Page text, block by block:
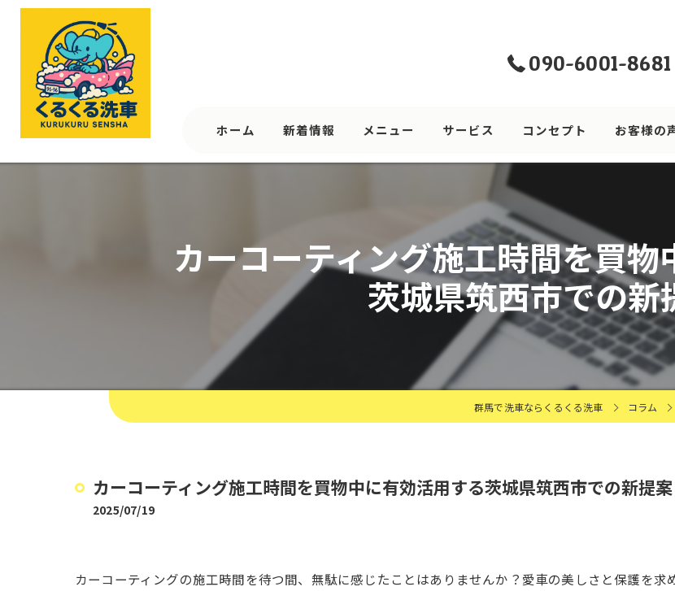
090-6001-8681
ホーム 新着情報 メニュー サービス コンセプト お客様の
カーコーティング施工時間を買物
茨城県筑西市での新
群馬で洗車ならくるくる洗車 コラム
カーコーティング施工時間を買物中に有効活用する茨城県筑西市での新提案
2025/07/19
カーコーティングの施工時間を待つ間、無駄に感じたことはありませんか？愛車の美しさと保護を